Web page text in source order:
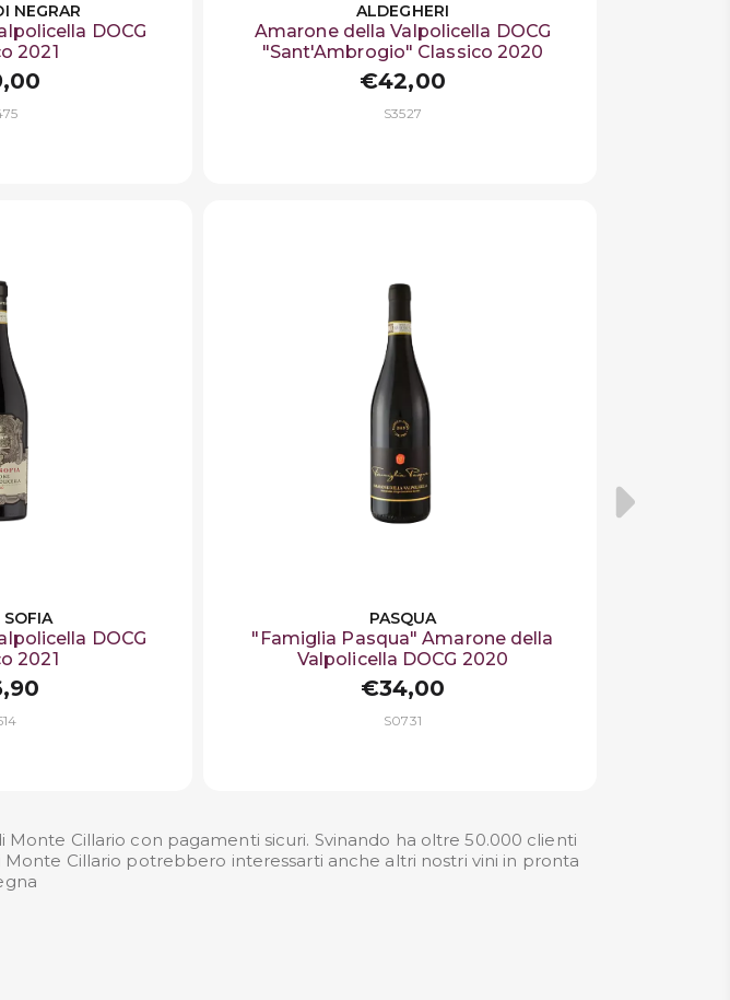
NEGRAR
DOCG
2021
ALDEGHERI
Amarone della Valpolicella DOCG
"Sant'Ambrogio" Classico 2020
€42,00
S3527
DOCG
2021
PASQUA
"Famiglia Pasqua" Amarone della
Valpolicella DOCG 2020
€34,00
S0731
Monte Cillario con pagamenti sicuri. Svinando ha oltre 50.000 clienti
Monte Cillario potrebbero interessarti anche altri nostri vini in pronta